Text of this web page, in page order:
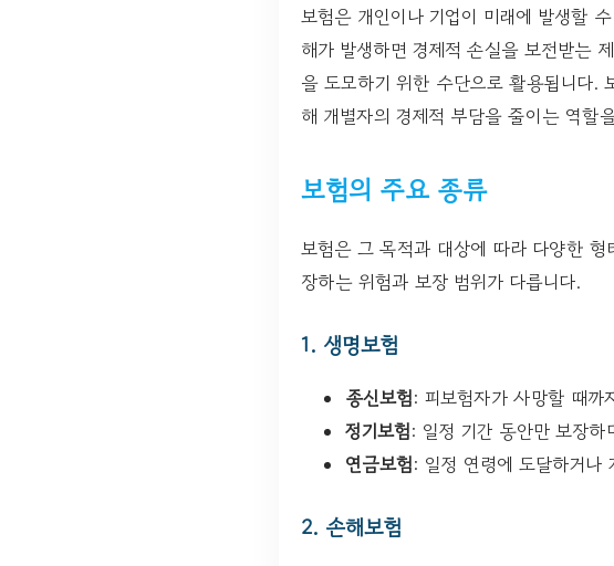
보험은 개인이나 기업이 미래에 발생할
해가 발생하면 경제적 손실을 보전받는
을 도모하기 위한 수단으로 활용됩니다.
해 개별자의 경제적 부담을 줄이는 역할
보험의 주요 종류
보험은 그 목적과 대상에 따라 다양한
장하는 위험과 보장 범위가 다릅니다.
1. 생명보험
종신보험: 피보험자가 사망할 때까
정기보험: 일정 기간 동안만 보장
연금보험: 일정 연령에 도달하거나
2. 손해보험